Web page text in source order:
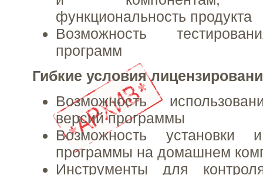
функциональность продукта
Возможность
программ
Гибкие условия
Возможность
версий программы
Возможность установки
программы на домашнем
Инструменты для